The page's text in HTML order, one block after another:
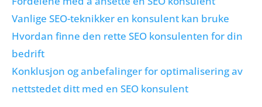
Tjenester
Vanlige SEO-teknikker en konsulent kan bruke
Hvordan finne den rette SEO konsulenten for din
bedrift
Konklusjon og anbefalinger for optimalisering av
nettstedet ditt med en SEO konsulent